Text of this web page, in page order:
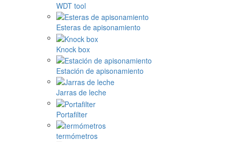
WDT tool
Esteras de apisonamiento
Knock box
Estación de apisonamiento
Jarras de leche
Portafilter
termómetros